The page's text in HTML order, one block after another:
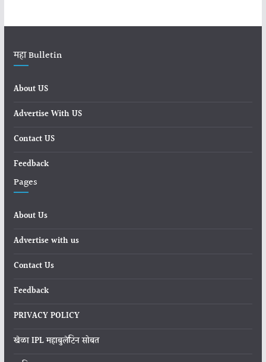
महा Bulletin
About US
Advertise With US
Contact US
Feedback
Pages
About Us
Advertise with us
Contact Us
Feedback
PRIVACY POLICY
खेळा IPL महाबुलेटिन सोबत